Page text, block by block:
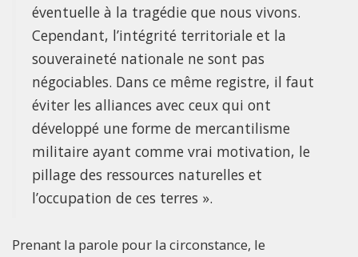
éventuelle à la tragédie que nous vivons.
Cependant, l’intégrité territoriale et la
souveraineté nationale ne sont pas
négociables. Dans ce même registre, il faut
éviter les alliances avec ceux qui ont
développé une forme de mercantilisme
militaire ayant comme vrai motivation, le
pillage des ressources naturelles et
l’occupation de ces terres ».
Prenant la parole pour la circonstance, le